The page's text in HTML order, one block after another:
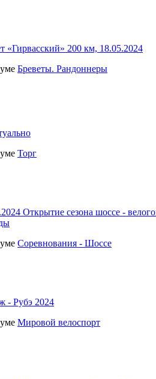
«Гирвасский» 200 км, 18.05.2024
Бреветы. Рандоннеры
Торг
Открытие сезона шоссе -
Соревнования - Шоссе
- Рубэ 2024
Мировой велоспорт